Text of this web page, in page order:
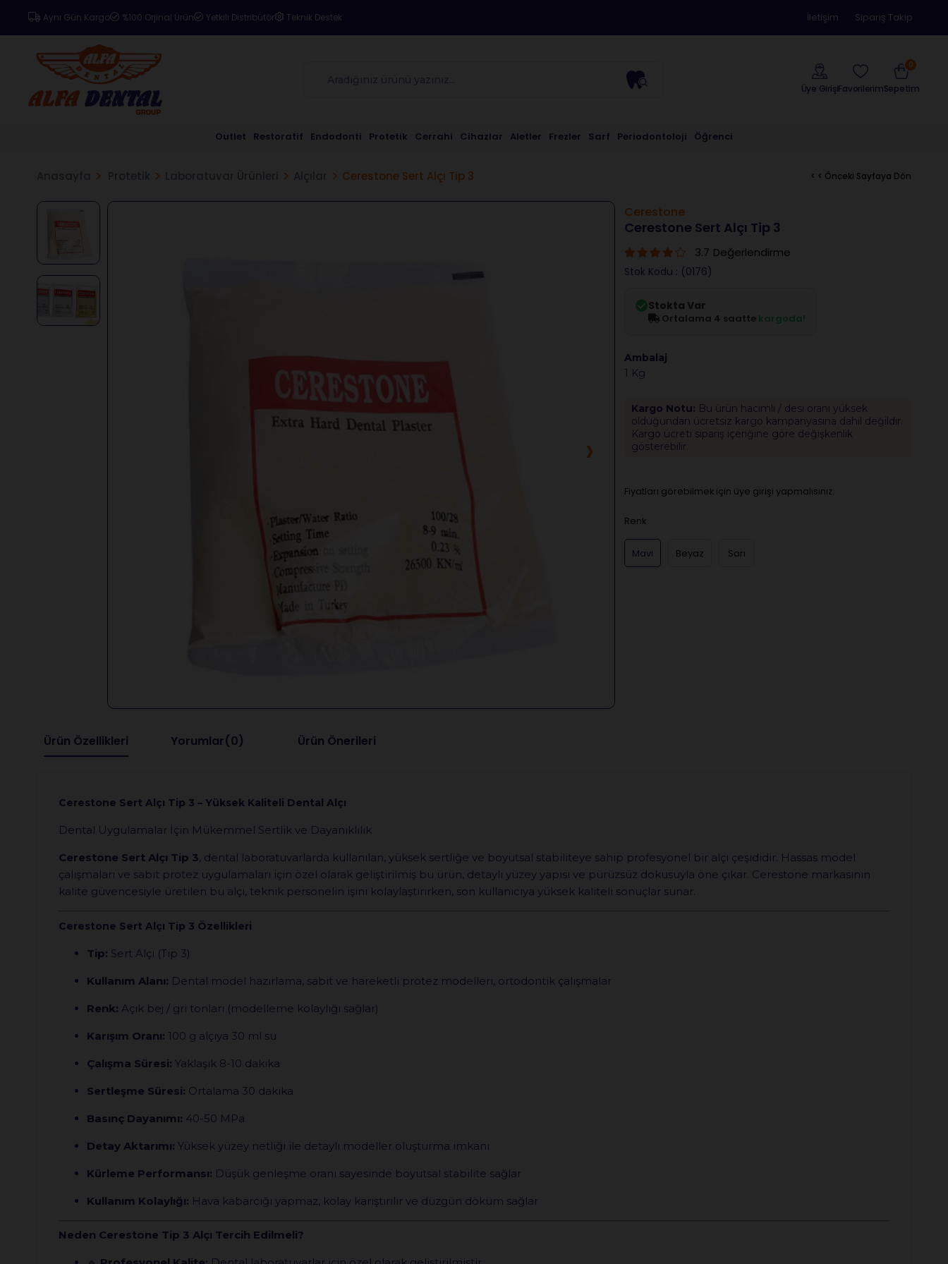
Aynı Gün Kargo %100 Orjinal Ürün Yetkili Distribütör Teknik Destek İletişim Sipariş Takip
Üye GirişiFavorilerimSepetim
0
Outlet Restoratif Endodonti Protetik Cerrahi Cihazlar Aletler Frezler Sarf Periodontoloji Öğrenci
Cerestone Sert Alçı Tip 3 < < Önceki Sayfaya Dön
›
Cerestone
Cerestone Sert Alçı Tip 3
3.7 Değerlendirme
Stok Kodu (0176)
Stokta Var
Ortalama 4 saatte kargoda!
Ambalaj
1 Kg
Kargo Notu: Bu ürün hacimli / desi oranı yüksek
olduğundan ücretsiz kargo kampanyasına dahil değildir.
Kargo ücreti sipariş içeriğine göre değişkenlik
gösterebilir.
Fiyatları görebilmek için üye girişi yapmalısınız.
Renk
Mavi Beyaz Sarı
Ürün Özellikleri Yorumlar(0) Ürün Önerileri
Cerestone Sert Alçı Tip 3 – Yüksek Kaliteli Dental Alçı
Dental Uygulamalar İçin Mükemmel Sertlik ve Dayanıklılık
Cerestone Sert Alçı Tip 3, dental laboratuvarlarda kullanılan, yüksek sertliğe ve boyutsal stabiliteye sahip profesyonel bir alçı çeşididir. Hassas model
çalışmaları ve sabit protez uygulamaları için özel olarak geliştirilmiş bu ürün, detaylı yüzey yapısı ve pürüzsüz dokusuyla öne çıkar. Cerestone markasının
kalite güvencesiyle üretilen bu alçı, teknik personelin işini kolaylaştırırken, son kullanıcıya yüksek kaliteli sonuçlar sunar.
Cerestone Sert Alçı Tip 3 Özellikleri
Tip: Sert Alçı (Tip 3)
Kullanım Alanı: Dental model hazırlama, sabit ve hareketli protez modelleri, ortodontik çalışmalar
Renk: Açık bej / gri tonları (modelleme kolaylığı sağlar)
Karışım Oranı: 100 g alçıya 30 ml su
Çalışma Süresi: Yaklaşık 8-10 dakika
Sertleşme Süresi: Ortalama 30 dakika
Basınç Dayanımı: 40-50 MPa
Detay Aktarımı: Yüksek yüzey netliği ile detaylı modeller oluşturma imkanı
Kürleme Performansı: Düşük genleşme oranı sayesinde boyutsal stabilite sağlar
Kullanım Kolaylığı: Hava kabarcığı yapmaz, kolay karıştırılır ve düzgün döküm sağlar
Neden Cerestone Tip 3 Alçı Tercih Edilmeli?